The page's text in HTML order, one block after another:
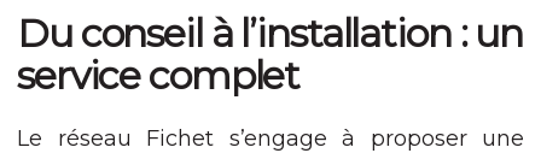
Du conseil à l’installation : un
service complet
Le réseau Fichet s’engage à proposer une
certaines
fonctionnalités